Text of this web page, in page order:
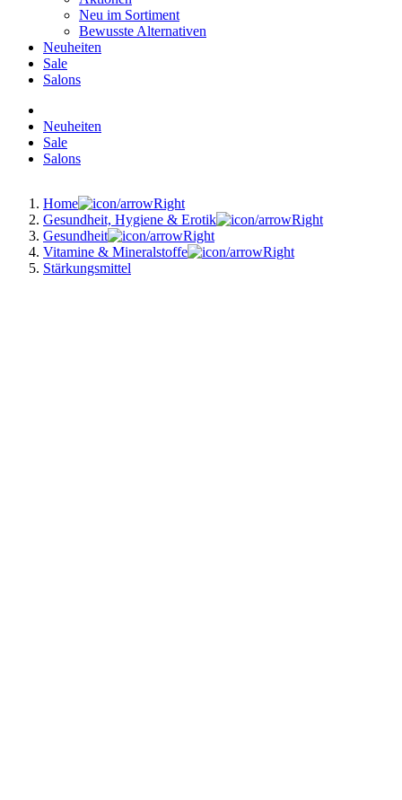
Neu im Sortiment
Bewusste Alternativen
Neuheiten
Sale
Salons
Neuheiten
Sale
Salons
Home
Gesundheit, Hygiene & Erotik
Gesundheit
Vitamine & Mineralstoffe
Stärkungsmittel